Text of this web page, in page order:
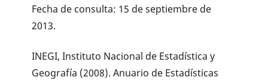
Fecha de consulta: 15 de septiembre de
2013.
INEGI, Instituto Nacional de Estadística y
Geografía (2008). Anuario de Estadísticas